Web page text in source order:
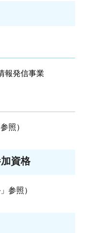
報発信事業
照）
資格
参照）